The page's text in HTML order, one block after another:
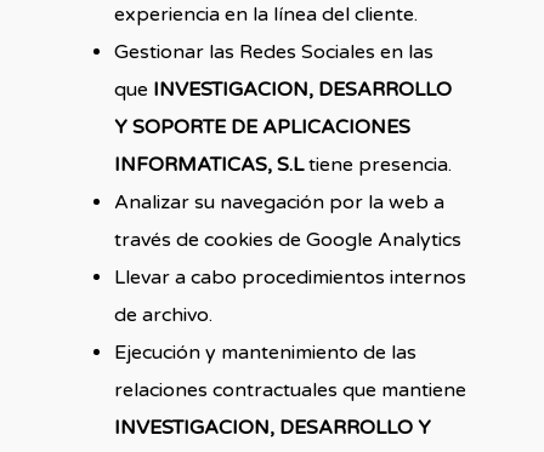
experiencia en la línea del cliente.
Gestionar las Redes Sociales en las
que INVESTIGACION, DESARROLLO
Y SOPORTE DE APLICACIONES
INFORMATICAS, S.Ltiene presencia.
Analizar su navegación por la web a
través de cookies de Google Analytics
Llevar a cabo procedimientos internos
de archivo.
Ejecución y mantenimiento de las
relaciones contractuales que mantiene
INVESTIGACION, DESARROLLO Y